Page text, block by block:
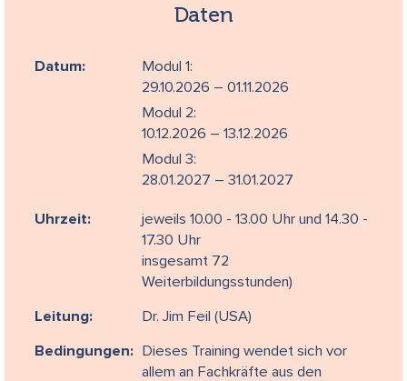
Daten
Datum:
Modul 1:
29.10.2026 – 01.11.2026
Modul 2:
10.12.2026 – 13.12.2026
Modul 3:
28.01.2027 – 31.01.2027
Uhrzeit:
jeweils 10.00 - 13.00 Uhr und 14.30 -
17.30 Uhr
insgesamt 72
Weiterbildungsstunden)
Leitung: Dr. Jim Feil (USA)
Bedingungen:
Dieses Training wendet sich vor
allem an Fachkräfte aus den